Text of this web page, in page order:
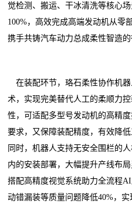
觉检测、搬运、干冰清洗等核心
100%，高效完成高端发动机从零
携手共铸汽车动力总成柔性智造的
在装配环节，珞石柔性协作机
术，实现完美替代人工的柔顺力
性，可适配多型号发动机的高精
要求，又保障装配精度，有效降
同时，机器人支持无安全围栏的
内的安装部署，大幅提升产线布
搭配高精度视觉系统助力全流程
动错漏装等质量问题降低40%，